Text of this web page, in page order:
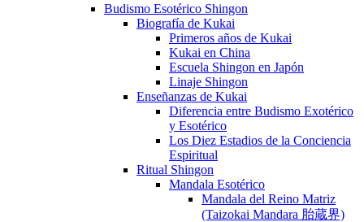
Budismo Esotérico Shingon
Biografía de Kukai
Primeros años de Kukai
Kukai en China
Escuela Shingon en Japón
Linaje Shingon
Enseñanzas de Kukai
Diferencia entre Budismo Exotérico
y Esotérico
Los Diez Estadios de la Conciencia
Espiritual
Ritual Shingon
Mandala Esotérico
Mandala del Reino Matriz
(Taizokai Mandara 胎蔵界)